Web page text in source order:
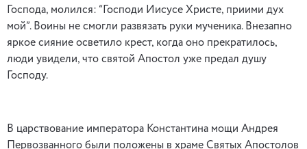
Господа, молился: “Господи Иисусе Христе, приими дух
мой”. Воины не смогли развязать руки мученика. Внезапно
яркое сияние осветило крест, когда оно прекратилось,
люди увидели, что святой Апостол уже предал душу
Господу.
В царствование императора Константина мощи Андрея
Первозванного были положены в храме Святых Апостолов